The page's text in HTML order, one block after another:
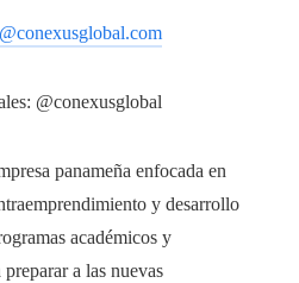
@conexusglobal
panameña enfocada en
y desarrollo
académicos y
a las nuevas